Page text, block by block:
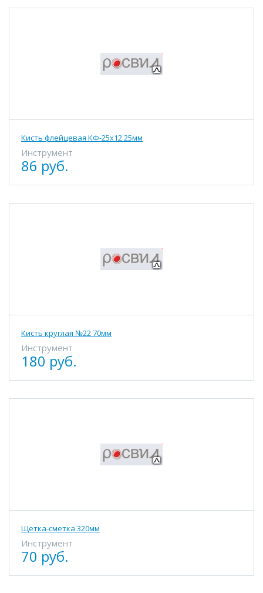
Кисть флейцевая КФ-25х12 25мм
Инструмент
86 руб.
Кисть круглая №22 70мм
Инструмент
180 руб.
Щетка-сметка 320мм
Инструмент
70 руб.